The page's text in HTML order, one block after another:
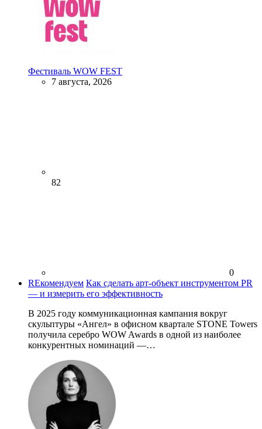
Фестиваль WOW FEST
7 августа, 2026
82
0
REкомендуем Как сделать арт-объект инструментом PR
— и измерить его эффективность
В 2025 году коммуникационная кампания вокруг
скульптуры «Ангел» в офисном квартале STONE Towers
получила серебро WOW Awards в одной из наиболее
конкурентных номинаций —…